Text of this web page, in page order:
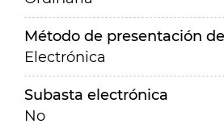
Método de presentación
Electrónica
Subasta electrónica
No